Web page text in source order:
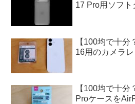
17 Pro用ソフ
【100均で十
16用のカメラ
【100均で十
Proケースを